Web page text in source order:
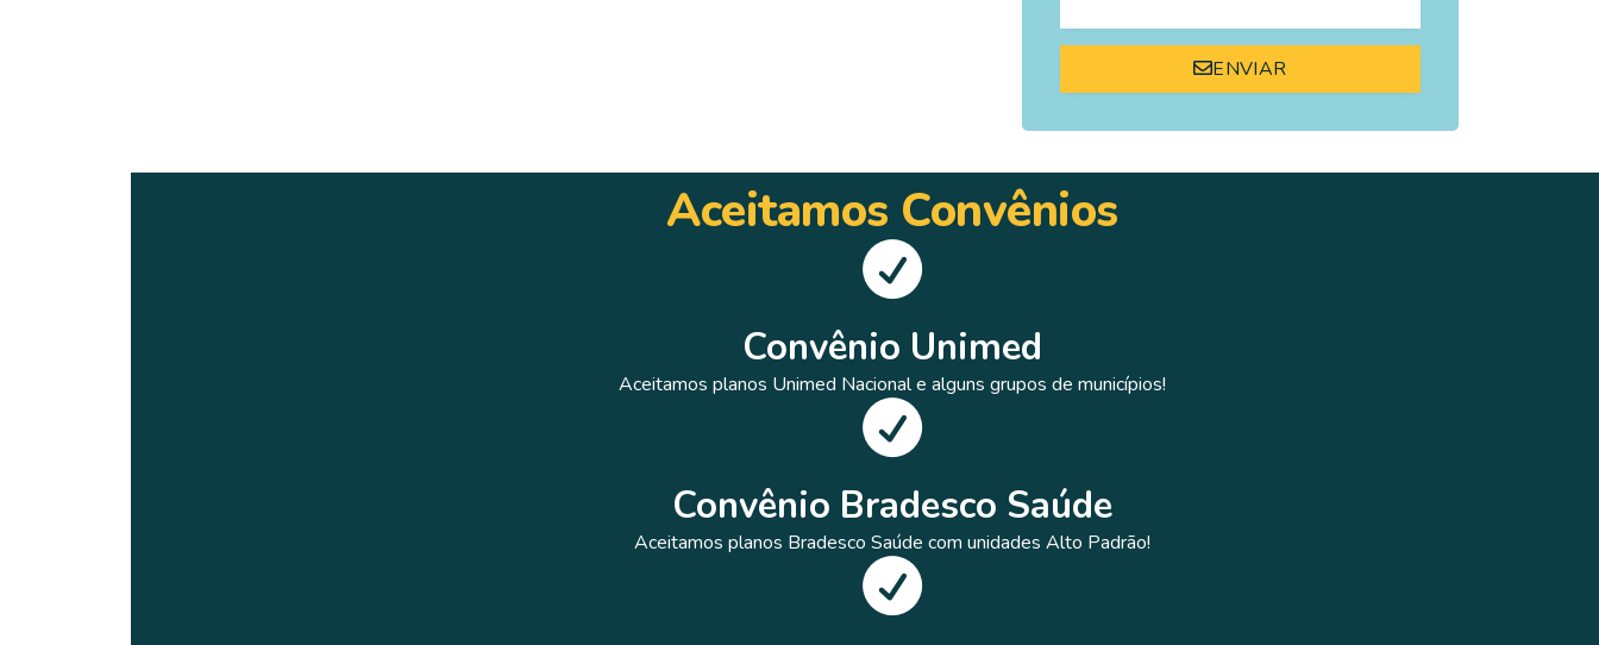
ENVIAR
Aceitamos Convênios
Convênio Unimed
Aceitamos planos Unimed Nacional e alguns grupos de municípios!
Convênio Bradesco Saúde
Aceitamos planos Bradesco Saúde com unidades Alto Padrão!